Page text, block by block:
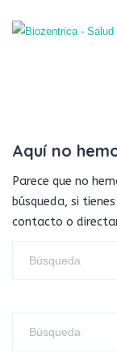
Aquí no
Parece que no
búsqueda, si
contacto o